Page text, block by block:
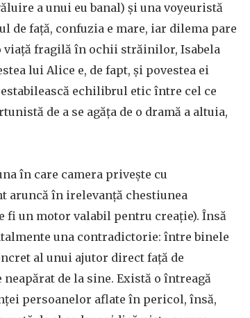
a unui eu banal) și una voyeuristă
față, confuzia e mare, iar dilema pare
viață fragilă în ochii străinilor, Isabela
lui Alice e, de fapt, și povestea ei
echilibrul etic între cel ce
de a se agăța de o dramă a altuia,
în care camera privește cu
aruncă în irelevanță chestiunea
un motor valabil pentru creație). Însă
una contradictorie: între binele
al unui ajutor direct față de
de la sine. Există o întreagă
persoanelor aflate în pericol, însă,